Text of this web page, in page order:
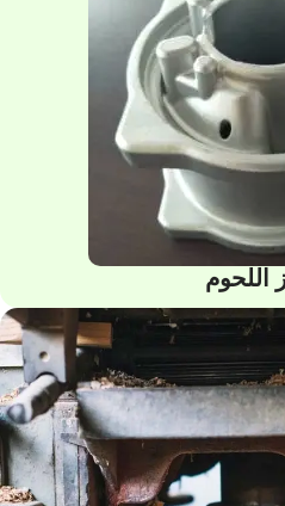
اللحوم